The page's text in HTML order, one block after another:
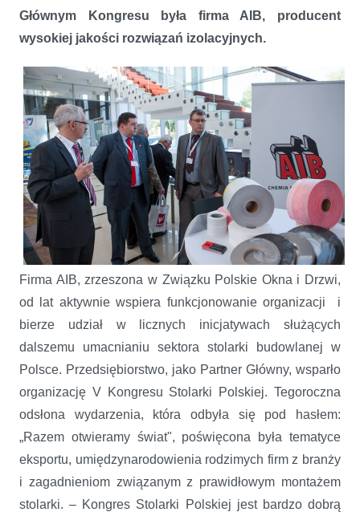
Głównym Kongresu była firma AIB, producent
wysokiej jakości rozwiązań izolacyjnych.
Firma AIB, zrzeszona w Związku Polskie Okna i Drzwi,
od lat aktywnie wspiera funkcjonowanie organizacji i
bierze udział w licznych inicjatywach służących
dalszemu umacnianiu sektora stolarki budowlanej w
Polsce. Przedsiębiorstwo, jako Partner Główny, wsparło
organizację V Kongresu Stolarki Polskiej. Tegoroczna
odsłona wydarzenia, która odbyła się pod hasłem:
„Razem otwieramy świat", poświęcona była tematyce
eksportu, umiędzynarodowienia rodzimych firm z branży
i zagadnieniom związanym z prawidłowym montażem
stolarki. – Kongres Stolarki Polskiej jest bardzo dobrą